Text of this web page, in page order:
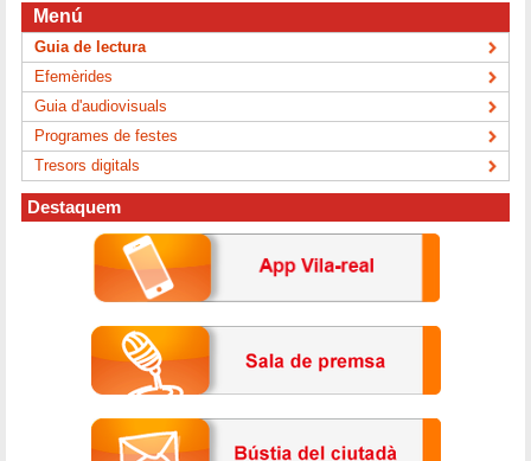
Menú
Guia de lectura
Efemèrides
Guia d'audiovisuals
Programes de festes
Tresors digitals
Destaquem